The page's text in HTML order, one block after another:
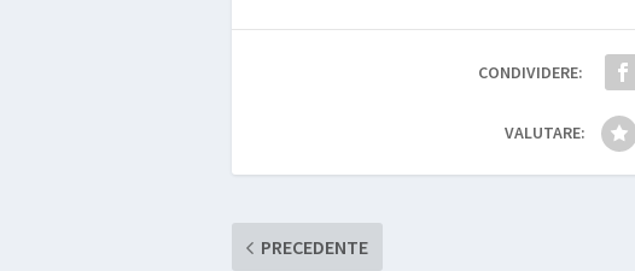
CONDIVIDERE:
VALUTARE:
PRECEDENTE